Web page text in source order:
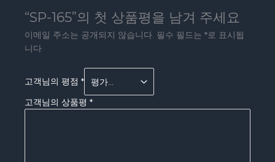
“SP-165”의 첫 상품평을 남겨 주세요
이메일 주소는 공개되지 않습니다. 필수 필드는 *로 표시됩
니다
고객님의 평점 *
고객님의 상품평 *